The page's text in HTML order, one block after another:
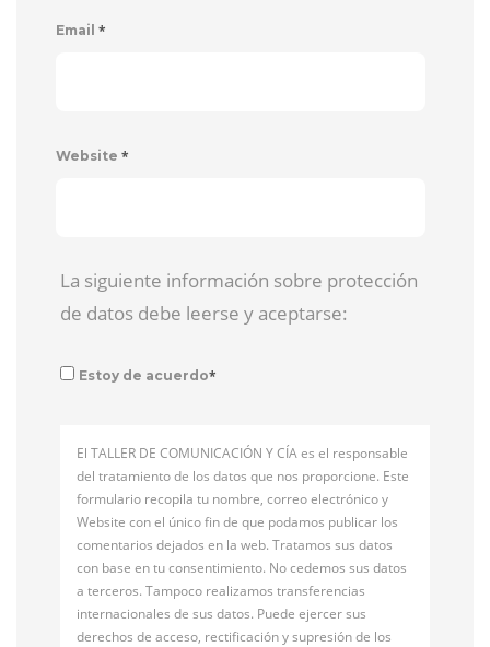
Email *
Website *
La siguiente información sobre protección
de datos debe leerse y aceptarse:
Estoy de acuerdo*
El TALLER DE COMUNICACIÓN Y CÍA es el responsable
del tratamiento de los datos que nos proporcione. Este
formulario recopila tu nombre, correo electrónico y
Website con el único fin de que podamos publicar los
comentarios dejados en la web. Tratamos sus datos
con base en tu consentimiento. No cedemos sus datos
a terceros. Tampoco realizamos transferencias
internacionales de sus datos. Puede ejercer sus
derechos de acceso, rectificación y supresión de los